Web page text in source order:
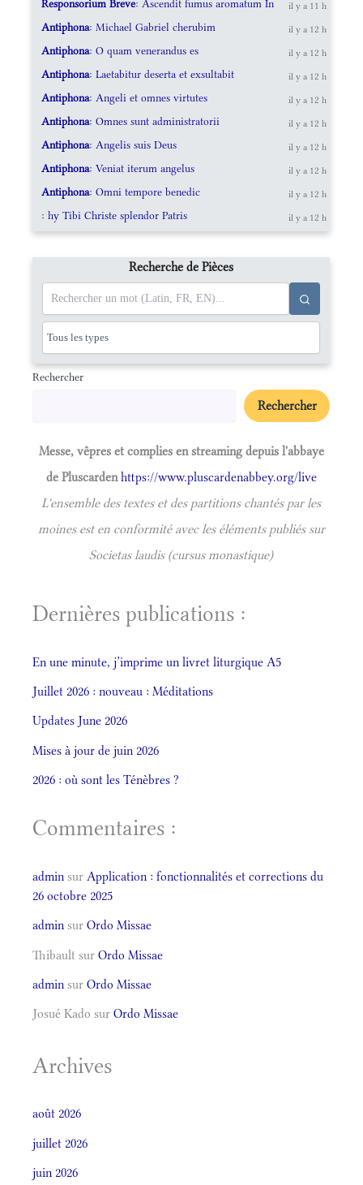
Responsorium Breve: Ascendit fumus aromatum In il y a 11 h
Antiphona: Michael Gabriel cherubim il y a 12 h
Antiphona: O quam venerandus es il y a 12 h
Antiphona: Laetabitur deserta et exsultabit il y a 12 h
Antiphona: Angeli et omnes virtutes il y a 12 h
Antiphona: Omnes sunt administratorii il y a 12 h
Antiphona: Angelis suis Deus il y a 12 h
Antiphona: Veniat iterum angelus il y a 12 h
Antiphona: Omni tempore benedic il y a 12 h
: hy Tibi Christe splendor Patris il y a 12 h
Recherche de Pièces
Rechercher
Rechercher
Messe, vêpres et complies en streaming depuis l'abbaye
de Pluscardenhttps://www.pluscardenabbey.org/live
L'ensemble des textes et des partitions chantés par les
moines est en conformité avec les éléments publiés sur
Societas laudis (cursus monastique)
Dernières publications :
En une minute, j’imprime un livret liturgique A5
Juillet 2026 : nouveau : Méditations
Updates June 2026
Mises à jour de juin 2026
2026 : où sont les Ténèbres ?
Commentaires :
admin sur Application : fonctionnalités et corrections du
26 octobre 2025
admin sur Ordo Missae
Thibault sur Ordo Missae
admin sur Ordo Missae
Josué Kado sur Ordo Missae
Archives
août 2026
juillet 2026
juin 2026